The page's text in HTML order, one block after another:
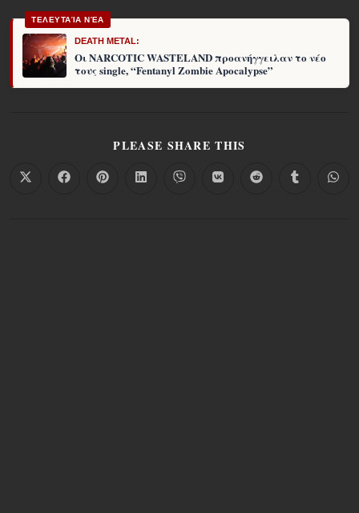
ΤΕΛΕΥΤΑΊΑ ΝΈΑ
DEATH METAL:
Οι NARCOTIC WASTELAND προανήγγειλαν το νέο
τους single, “Fentanyl Zombie Apocalypse”
PLEASE SHARE THIS